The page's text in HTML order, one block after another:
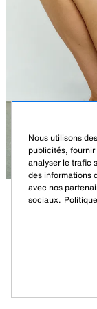
Le mannequin
Hauteur de la
BLANC 3664/710/
SANDALES
Nous utilisons
publicités,
analyser le trafic
des informations
avec nos
sociaux.